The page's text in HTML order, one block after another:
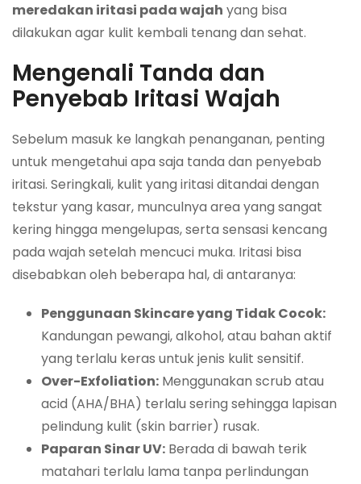
meredakan iritasi pada wajah yang bisa
dilakukan agar kulit kembali tenang dan sehat.
Mengenali Tanda dan
Penyebab Iritasi Wajah
Sebelum masuk ke langkah penanganan, penting
untuk mengetahui apa saja tanda dan penyebab
iritasi. Seringkali, kulit yang iritasi ditandai dengan
tekstur yang kasar, munculnya area yang sangat
kering hingga mengelupas, serta sensasi kencang
pada wajah setelah mencuci muka. Iritasi bisa
disebabkan oleh beberapa hal, di antaranya:
Penggunaan Skincare yang Tidak Cocok:
Kandungan pewangi, alkohol, atau bahan aktif
yang terlalu keras untuk jenis kulit sensitif.
Over-Exfoliation: Menggunakan scrub atau
acid (AHA/BHA) terlalu sering sehingga lapisan
pelindung kulit (skin barrier) rusak.
Paparan Sinar UV: Berada di bawah terik
matahari terlalu lama tanpa perlindungan